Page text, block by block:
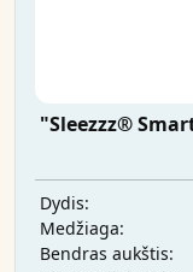
"Sleezzz®
Dydis:
Medžiaga:
Bendras aukštis: